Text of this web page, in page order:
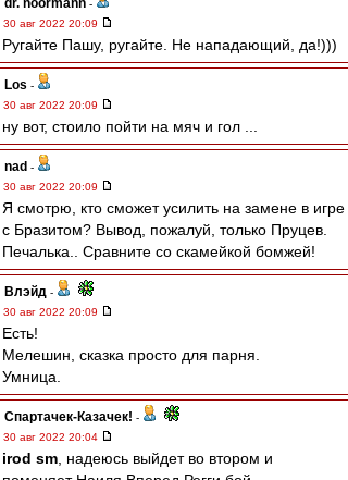
dr. noormann -
30 авг 2022 20:09
Ругайте Пашу, ругайте. Не нападающий, да!)))
Los -
30 авг 2022 20:09
ну вот, стоило пойти на мяч и гол ...
nad -
30 авг 2022 20:09
Я смотрю, кто сможет усилить на замене в игре
с Бразитом? Вывод, пожалуй, только Пруцев.
Печалька.. Сравните со скамейкой бомжей!
Влэйд -
30 авг 2022 20:09
Есть!
Мелешин, сказка просто для парня.
Умница.
Спартачек-Казачек! -
30 авг 2022 20:04
irod sm , надеюсь выйдет во втором и